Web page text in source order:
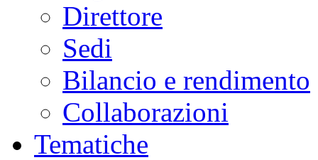
Direttore
Sedi
Bilancio e rendimento
Collaborazioni
Tematiche